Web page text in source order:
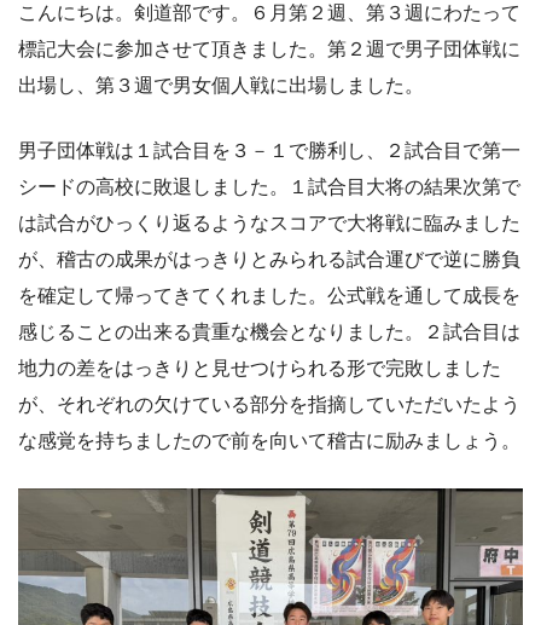
こんにちは。剣道部です。６月第２週、第３週にわたって
標記大会に参加させて頂きました。第２週で男子団体戦に
出場し、第３週で男女個人戦に出場しました。
男子団体戦は１試合目を３－１で勝利し、２試合目で第一
シードの高校に敗退しました。１試合目大将の結果次第で
は試合がひっくり返るようなスコアで大将戦に臨みました
が、稽古の成果がはっきりとみられる試合運びで逆に勝負
を確定して帰ってきてくれました。公式戦を通して成長を
感じることの出来る貴重な機会となりました。２試合目は
地力の差をはっきりと見せつけられる形で完敗しました
が、それぞれの欠けている部分を指摘していただいたよう
な感覚を持ちましたので前を向いて稽古に励みましょう。